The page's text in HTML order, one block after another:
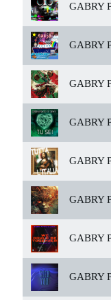
GABRY
GABRY
GABRY
GABRY
GABRY
GABRY
GABRY
GABRY